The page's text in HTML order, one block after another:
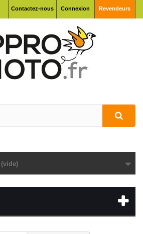
Connexion Revendeurs
Contactez-nous
(vide)